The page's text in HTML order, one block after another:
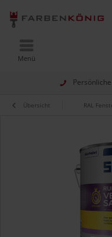
Menü
Übersicht RAL